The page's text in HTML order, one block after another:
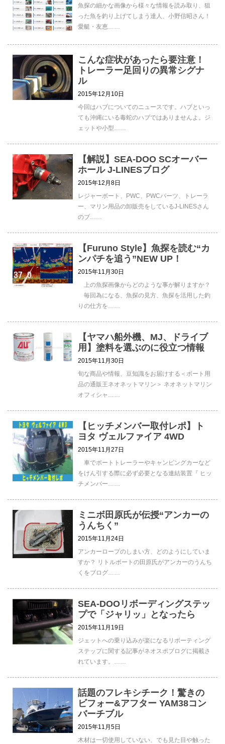
魚探の細かな画像から様々な情報を読み取り、狙
った魚を釣り上げてしまう達人、小野信昭さん！
愛艇・友恵……
こんな症状があったら要注意！
トレーラー足回りの異常シグナ
ル
2015年12月10日
今回はハブについてのニュースです。ハブといっ
ても沖縄にいる毒蛇のハブではありませんよ。ジ
ェットや小型……
【解説】SEA-DOO SCオーバー
ホール J-LINESブログ
2015年12月8日
レジャーボート、PWC、PWCパーツ、トレーラ
ー、マリン用品の卸販売をしているJ-LINESさん
のブ……
【Furuno Style】魚探を読む“カ
ンパチを追う”NEW UP！
2015年11月30日
上の魚探画像からどのような事が解りますか？
毎回為になる、魚探の見方、魚探を活用した釣
りの仕方を……
【ヤマハ船外機、MJ、ドライブ
用】塗料を選ぶのに役立つ情報
2015年11月30日
旬な商品や情報、豆知識をお届けする＜ボート用
品の通販王ネオネットマリン＞ ネオネットマリン
オフィシャ……
【ヒッチメンバー取付レポ】ト
ヨタ ヴェルファイア 4WD
2015年11月27日
車でボートトレーラーやキャンピングカーなど
をけん引する際に必ず必要となる連結装置『 ヒッ
チメンバー……
ミニボ田原氏が伝授“アンカーの
うんちく”
2015年11月24日
アンカーロープのしまい方、どのようにしていま
すか？ リトルボートの田原氏がアンカーのうんち
くをブログ……
SEA-DOOリボーディングステッ
プで「ジャリッ」となったら
2015年11月19日
ジェットへの乗り込みが楽になるリボーティング
ステップに関する記事がネオスポブログに掲載さ
れています。……
話題のフレキシチーク！驚きの
ビフォー&アフター YAM38コン
バーチブル
2015年11月5日
木材は一切使用していない、でも見た目や触った